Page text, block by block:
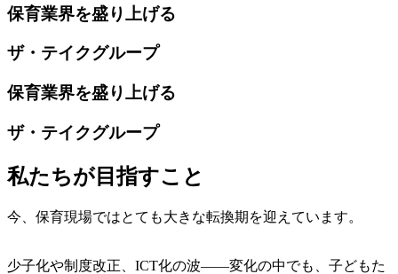
保育業界を盛り上げる
ザ・テイクグループ
保育業界を盛り上げる
ザ・テイクグループ
私たちが目指すこと
今、保育現場ではとても大きな転換期を迎えています。
少子化や制度改正、ICT化の波——変化の中でも、子どもた